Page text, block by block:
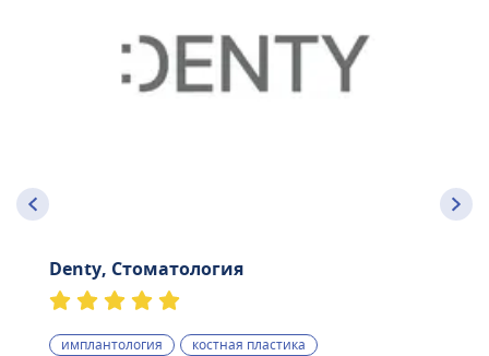
Denty, Стоматология
имплантология
костная пластика